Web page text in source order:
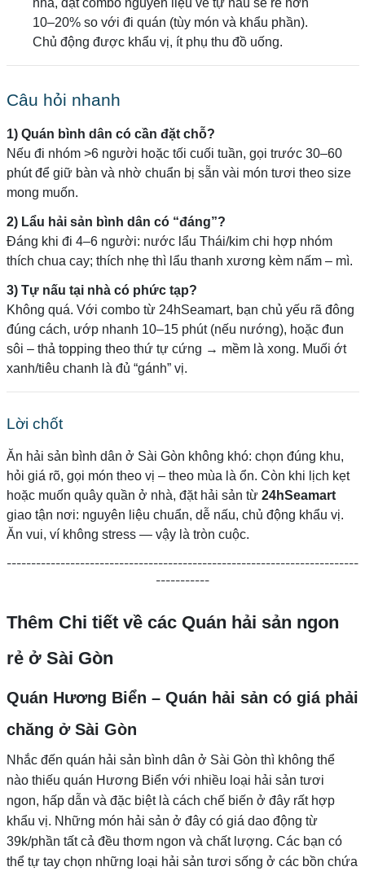
10–20% so với đi quán (tùy món và khẩu phần).
Chủ động được khẩu vị, ít phụ thu đồ uống.
Câu hỏi nhanh
1) Quán bình dân có cần đặt chỗ?
Nếu đi nhóm >6 người hoặc tối cuối tuần, gọi trước 30–60
phút để giữ bàn và nhờ chuẩn bị sẵn vài món tươi theo size
mong muốn.
2) Lẩu hải sản bình dân có “đáng”?
Đáng khi đi 4–6 người: nước lẩu Thái/kim chi hợp nhóm
thích chua cay; thích nhẹ thì lẩu thanh xương kèm nấm – mì.
3) Tự nấu tại nhà có phức tạp?
Không quá. Với combo từ 24hSeamart, bạn chủ yếu rã đông
đúng cách, ướp nhanh 10–15 phút (nếu nướng), hoặc đun
sôi – thả topping theo thứ tự cứng → mềm là xong. Muối ớt
xanh/tiêu chanh là đủ “gánh” vị.
Lời chốt
Ăn hải sản bình dân ở Sài Gòn không khó: chọn đúng khu,
hỏi giá rõ, gọi món theo vị – theo mùa là ổn. Còn khi lịch kẹt
hoặc muốn quây quần ở nhà, đặt hải sản từ 24hSeamart
giao tận nơi: nguyên liệu chuẩn, dễ nấu, chủ động khẩu vị.
Ăn vui, ví không stress — vậy là tròn cuộc.
------------------------------------------------------------------------
-----------
Thêm Chi tiết về các Quán hải sản ngon
rẻ ở Sài Gòn
Quán Hương Biển – Quán hải sản có giá phải
chăng ở Sài Gòn
Nhắc đến quán hải sản bình dân ở Sài Gòn thì không thể
nào thiếu quán Hương Biển với nhiều loại hải sản tươi
ngon, hấp dẫn và đặc biệt là cách chế biến ở đây rất hợp
khẩu vị. Những món hải sản ở đây có giá dao động từ
39k/phần tất cả đều thơm ngon và chất lượng. Các bạn có
thể tự tay chọn những loại hải sản tươi sống ở các bồn chứa